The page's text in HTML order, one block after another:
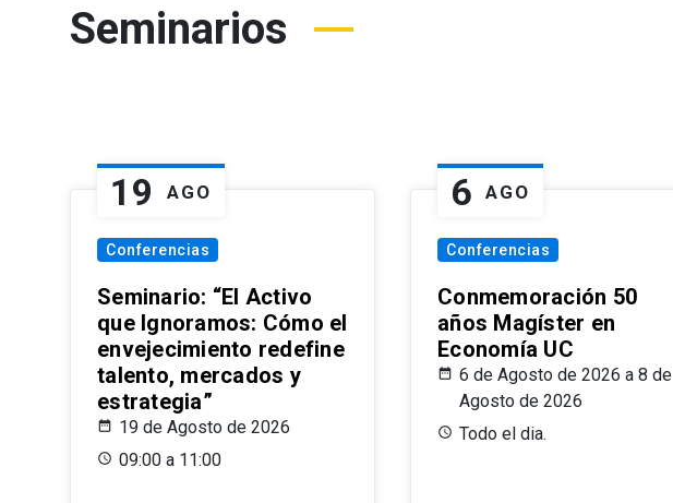
Seminarios
19 AGO
Conferencias
Seminario: “El Activo
que Ignoramos: Cómo el
envejecimiento redefine
talento, mercados y
estrategia”
19 de Agosto de 2026
09:00 a 11:00
6 AGO
Conferencias
Conmemoración 50
años Magíster en
Economía UC
6 de Agosto de 2026 a 8 de
Agosto de 2026
Todo el dia.